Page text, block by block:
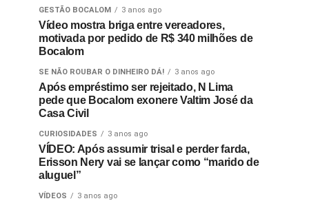
GESTÃO BOCALOM 3 anos ago
Vídeo mostra briga entre vereadores,
motivada por pedido de R$ 340 milhões de
Bocalom
SE NÃO ROUBAR O DINHEIRO DÁ! 3 anos ago
Após empréstimo ser rejeitado, N Lima
pede que Bocalom exonere Valtim José da
Casa Civil
CURIOSIDADES 3 anos ago
VÍDEO: Após assumir trisal e perder farda,
Erisson Nery vai se lançar como “marido de
aluguel”
VÍDEOS 3 anos ago